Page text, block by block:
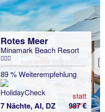
Rotes Meer
Minamark Beach Resort
89 % Weiterempfehlung
7 Nächte, AI, DZ
statt
987 €